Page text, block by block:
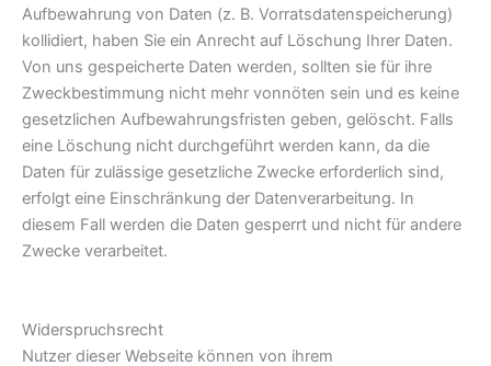
Aufbewahrung von Daten (z. B. Vorratsdatenspeicherung)
kollidiert, haben Sie ein Anrecht auf Löschung Ihrer Daten.
Von uns gespeicherte Daten werden, sollten sie für ihre
Zweckbestimmung nicht mehr vonnöten sein und es keine
gesetzlichen Aufbewahrungsfristen geben, gelöscht. Falls
eine Löschung nicht durchgeführt werden kann, da die
Daten für zulässige gesetzliche Zwecke erforderlich sind,
erfolgt eine Einschränkung der Datenverarbeitung. In
diesem Fall werden die Daten gesperrt und nicht für andere
Zwecke verarbeitet.
Widerspruchsrecht
Nutzer dieser Webseite können von ihrem